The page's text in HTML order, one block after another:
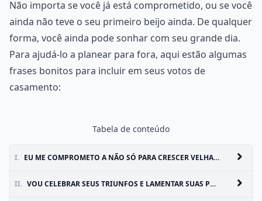
Não importa se você já está comprometido, ou se você
ainda não teve o seu primeiro beijo ainda. De qualquer
forma, você ainda pode sonhar com seu grande dia.
Para ajudá-lo a planear para fora, aqui estão algumas
frases bonitos para incluir em seus votos de
casamento:
Tabela de conteúdo
I. EU ME COMPROMETO A NÃO SÓ PARA CRESCER VELHAS JUNTOS, MAS PARA CRESCER JUNTOS
II. VOU CELEBRAR SEUS TRIUNFOS E LAMENTAR SUAS PERDAS, COMO SE FOSSEM MINHAS